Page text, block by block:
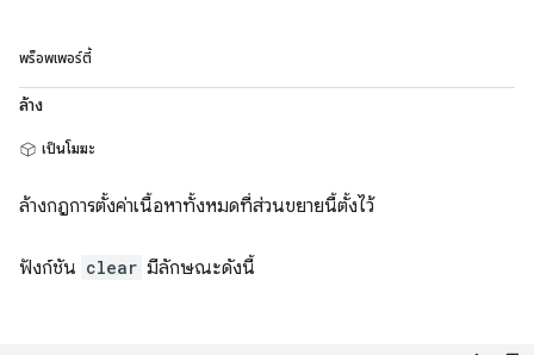
พร็อพเพอร์ตี้
ล้าง
เป็นโมฆะ
ล้างกฎการตั้งค่าเนื้อหาทั้งหมดที่ส่วนขยายนี้ตั้งไว้
ฟังก์ชัน clear มีลักษณะดังนี้